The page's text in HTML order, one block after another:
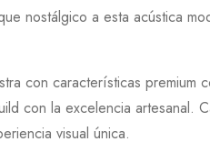
nostálgico a esta acústica
con características premium
con la excelencia artesanal.
visual única.